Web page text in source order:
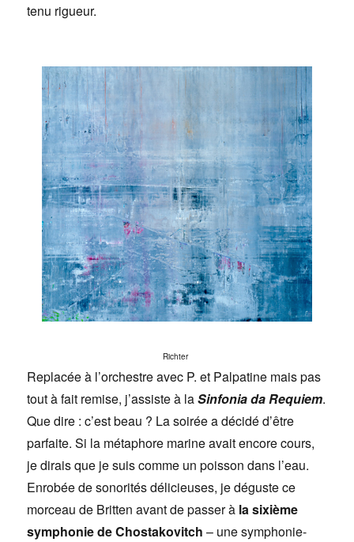
tenu rigueur.
Richter
Replacée à l’orchestre avec P. et Palpatine mais pas
tout à fait remise, j’assiste à laSinfonia da Requiem.
Que dire : c’est beau ? La soirée a décidé d’être
parfaite. Si la métaphore marine avait encore cours,
je dirais que je suis comme un poisson dans l’eau.
Enrobée de sonorités délicieuses, je déguste ce
morceau de Britten avant de passer à la sixième
symphonie de Chostakovitch – une symphonie-